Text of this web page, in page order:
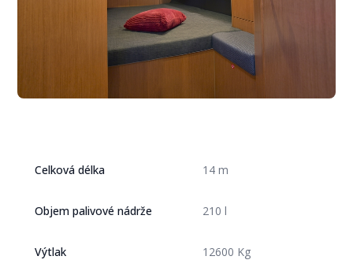
Celková délka 14 m
Objem palivové nádrže 210 l
Výtlak 12600 Kg